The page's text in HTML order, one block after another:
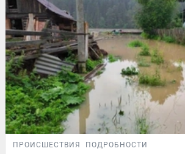
ПРОИСШЕСТВИЯ ПОДРОБНОСТИ